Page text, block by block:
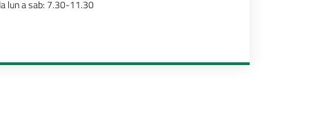
lun a sab: 7.30-11.30